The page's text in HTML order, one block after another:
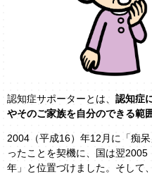
認知症サポーターとは、 認知症
やそのご家族を自分のできる範
2004（平成16）年12月に「痴
ったことを契機に、国は翌
年」と位置づけました。そして